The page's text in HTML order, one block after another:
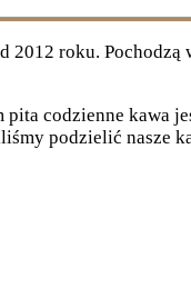
2012 roku.
codzienne kawa
podzielić nasze